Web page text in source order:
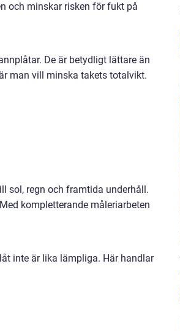
och minskar risken för fukt på
De är betydligt lättare än
man vill minska takets totalvikt.
sol, regn och framtida underhåll.
kompletterande måleriarbeten
inte är lika lämpliga. Här handlar